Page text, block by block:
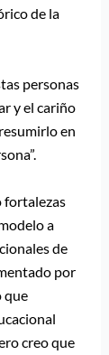
de la
personas
y el cariño
en
fortalezas
a
de
por
que
creo que